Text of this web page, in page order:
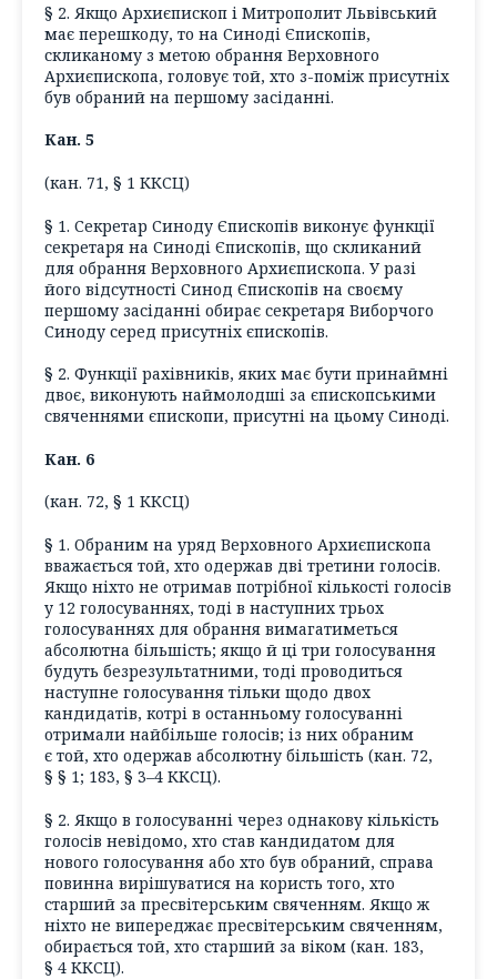
§ 2. Якщо Архиєпископ і Митрополит Львівський
має перешкоду, то на Синоді Єпископів,
скликаному з метою обрання Верховного
Архиєпископа, головує той, хто з-поміж присутніх
був обраний на першому засіданні.
Кан. 5
(кан. 71, § 1 ККСЦ)
§ 1. Секретар Синоду Єпископів виконує функції
секретаря на Синоді Єпископів, що скликаний
для обрання Верховного Архиєпископа. У разі
його відсутності Синод Єпископів на своєму
першому засіданні обирає секретаря Виборчого
Синоду серед присутніх єпископів.
§ 2. Функції рахівників, яких має бути принаймні
двоє, виконують наймолодші за єпископськими
свяченнями єпископи, присутні на цьому Синоді.
Кан. 6
(кан. 72, § 1 ККСЦ)
§ 1. Обраним на уряд Верховного Архиєпископа
вважається той, хто одержав дві третини голосів.
Якщо ніхто не отримав потрібної кількості голосів
у 12 голосуваннях, тоді в наступних трьох
голосуваннях для обрання вимагатиметься
абсолютна більшість; якщо й ці три голосування
будуть безрезультатними, тоді проводиться
наступне голосування тільки щодо двох
кандидатів, котрі в останньому голосуванні
отримали найбільше голосів; із них обраним
є той, хто одержав абсолютну більшість (кан. 72,
§ § 1; 183, § 3–4 ККСЦ).
§ 2. Якщо в голосуванні через однакову кількість
голосів невідомо, хто став кандидатом для
нового голосування або хто був обраний, справа
повинна вирішуватися на користь того, хто
старший за пресвітерським свяченням. Якщо ж
ніхто не випереджає пресвітерським свяченням,
обирається той, хто старший за віком (кан. 183,
§ 4 ККСЦ).